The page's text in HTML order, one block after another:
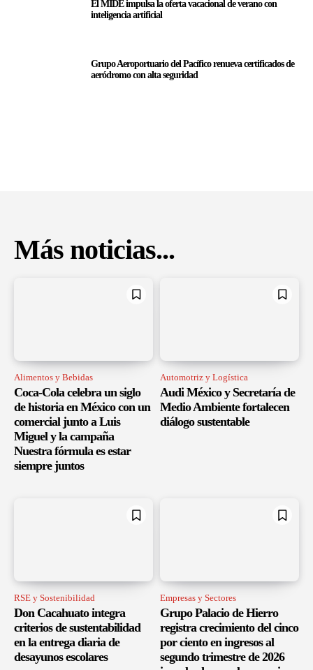
El MIDE impulsa la oferta vacacional de verano con
inteligencia artificial
Grupo Aeroportuario del Pacífico renueva certificados de
aeródromo con alta seguridad
Más noticias...
Alimentos y Bebidas
Coca-Cola celebra un siglo
de historia en México con un
comercial junto a Luis
Miguel y la campaña
Nuestra fórmula es estar
siempre juntos
Automotriz y Logística
Audi México y Secretaría de
Medio Ambiente fortalecen
diálogo sustentable
RSE y Sostenibilidad
Don Cacahuato integra
criterios de sustentabilidad
en la entrega diaria de
desayunos escolares
Empresas y Sectores
Grupo Palacio de Hierro
registra crecimiento del cinco
por ciento en ingresos al
segundo trimestre de 2026